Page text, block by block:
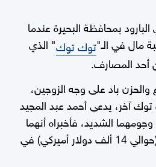
بمحافظة البحيرة عندما
مال في الـ"توك توك" الذي
أحد المصارف.
باد على وجه الزوجين،
آخر، يدعى أحمد عبد المجيد
الشديد، فأخبراه أنهما
نسيا مبلغ 250 ألف جنيه (حوالي 14 ألف دولار أميركي) في